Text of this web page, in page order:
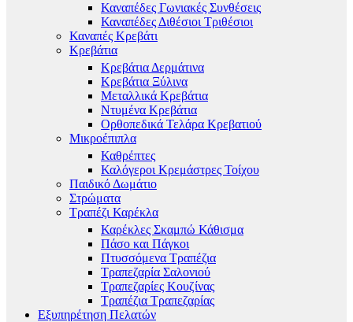
Καναπέδες Γωνιακές Συνθέσεις
Καναπέδες Διθέσιοι Τριθέσιοι
Καναπές Κρεβάτι
Κρεβάτια
Κρεβάτια Δερμάτινα
Κρεβάτια Ξύλινα
Μεταλλικά Κρεβάτια
Ντυμένα Κρεβάτια
Ορθοπεδικά Τελάρα Κρεβατιού
Μικροέπιπλα
Καθρέπτες
Καλόγεροι Κρεμάστρες Τοίχου
Παιδικό Δωμάτιο
Στρώματα
Τραπέζι Καρέκλα
Καρέκλες Σκαμπώ Κάθισμα
Πάσο και Πάγκοι
Πτυσσόμενα Τραπέζια
Τραπεζαρία Σαλονιού
Τραπεζαρίες Κουζίνας
Τραπέζια Τραπεζαρίας
Εξυπηρέτηση Πελατών